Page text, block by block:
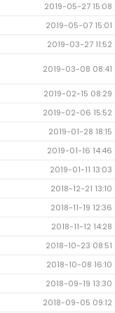
2019-05-27 15:08
2019-05-07 15:01
2019-03-27 11:52
2019-03-08 08:41
2019-02-15 08:29
2019-02-06 15:52
2019-01-28 18:15
2019-01-16 14:46
2019-01-11 13:03
2018-12-21 13:10
2018-11-19 12:36
2018-11-12 14:28
2018-10-23 08:51
2018-10-08 16:10
2018-09-19 13:30
2018-09-05 09:12